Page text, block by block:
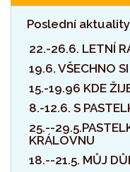
Poslední aktuality
22.-26.6. LETNÍ
19.6. VŠECHNO
15.-19.96 KDE
8.-12.6. S
25.--
KRÁLOVNU
18.--21.5. MŮJ